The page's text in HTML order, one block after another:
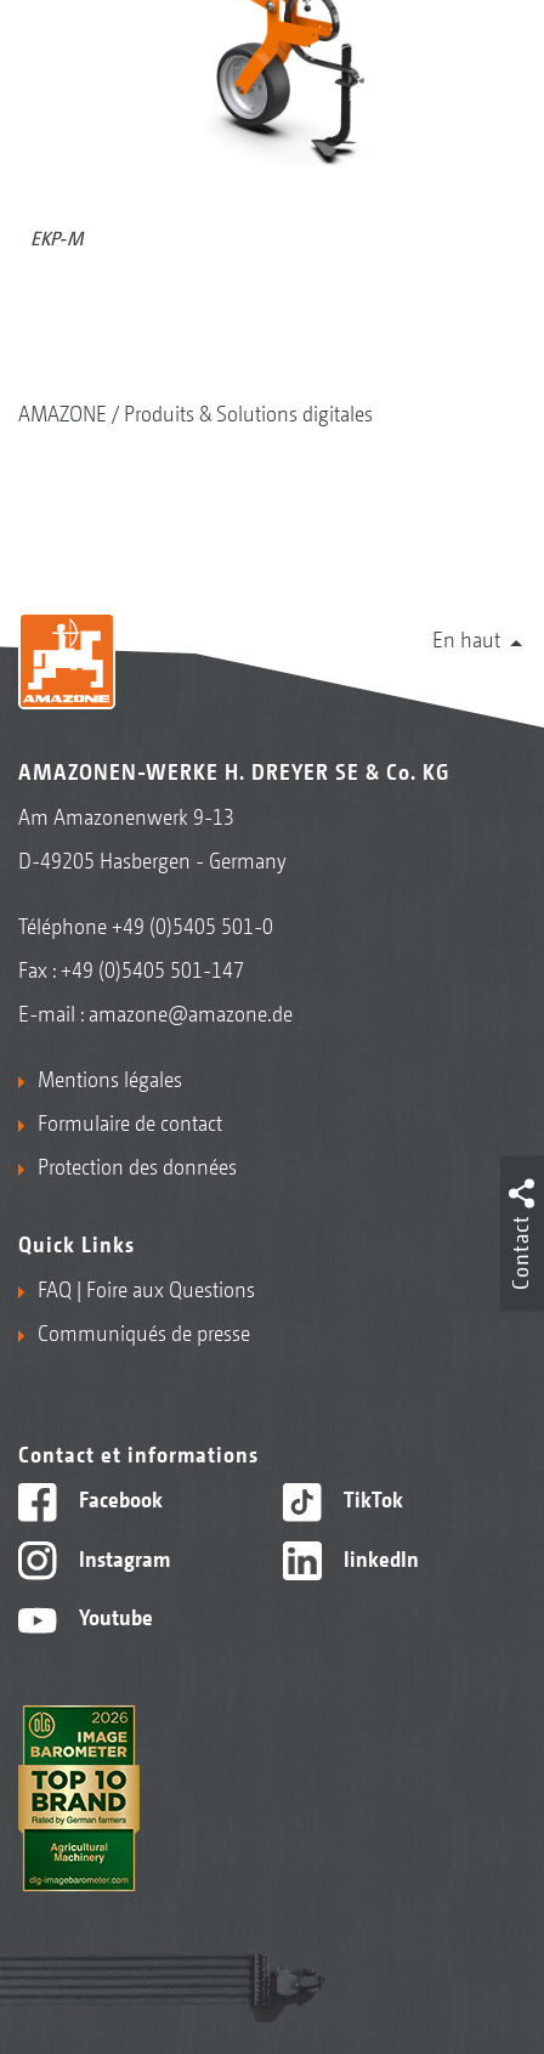
EKP-M
AMAZONE Produits & Solutions digitales
En haut
AMAZONEN-WERKE H. DREYER SE & Co. KG
Am Amazonenwerk 9-13
D-49205 Hasbergen - Germany
Téléphone+49 (0)5405 501-0
Fax : +49 (0)5405 501-147
E-mail : amazone@amazone.de
Mentions légales
Formulaire de contact
Protection des données
Quick Links
FAQ | Foire aux Questions
Communiqués de presse
Contact et informations
Facebook
Instagram
Youtube
TikTok
linkedIn
Contact